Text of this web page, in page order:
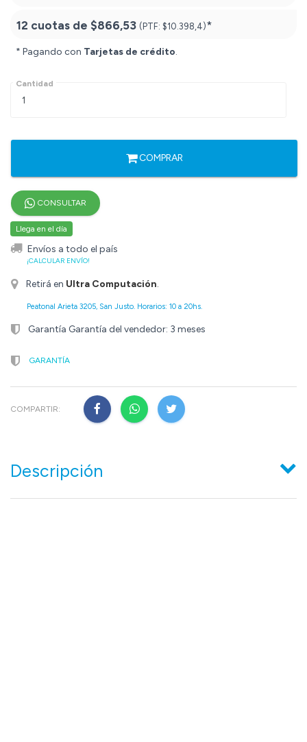
12 cuotas de $866,53 (PTF: $10.398,4)*
* Pagando con Tarjetas de crédito.
Cantidad
COMPRAR
CONSULTAR
Llega en el día
Envíos a todo el país
¡CALCULAR ENVÍO!
Retirá en Ultra Computación.
Peatonal Arieta 3205, San Justo. Horarios: 10 a 20hs.
Garantía Garantía del vendedor: 3 meses
GARANTÍA
COMPARTIR:
Descripción